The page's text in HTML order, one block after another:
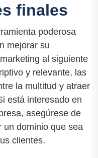
finales
poderosa
mejorar su
al siguiente
y relevante, las
la multitud y atraer
está interesado en
asegúrese de
un dominio que sea
clientes.